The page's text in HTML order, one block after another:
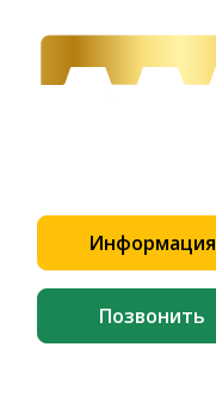
Информация
Позвонить